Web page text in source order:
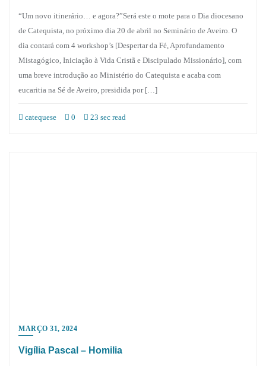
“Um novo itinerário… e agora?”Será este o mote para o Dia diocesano
de Catequista, no próximo dia 20 de abril no Seminário de Aveiro. O
dia contará com 4 workshop’s [Despertar da Fé, Aprofundamento
Mistagógico, Iniciação à Vida Cristã e Discipulado Missionário], com
uma breve introdução ao Ministério do Catequista e acaba com
eucaritia na Sé de Aveiro, presidida por […]
catequese 0 23 sec read
MARÇO 31, 2024
Vigília Pascal – Homilia